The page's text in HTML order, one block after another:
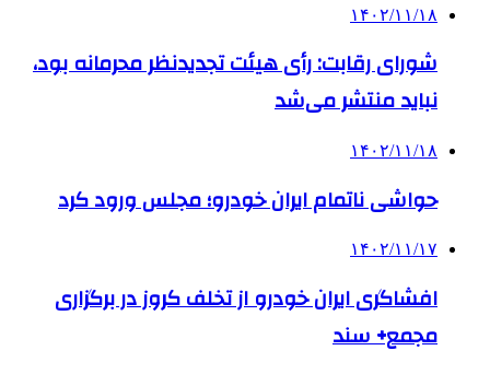
۱۴۰۲/۱۱/۱۸
شورای رقابت: رأی هیئت تجدیدنظر محرمانه بود،
نباید منتشر می‌شد
۱۴۰۲/۱۱/۱۸
حواشی ناتمام ایران خودرو؛ مجلس ورود کرد
۱۴۰۲/۱۱/۱۷
افشاگری ایران خودرو از تخلف کروز در برگزاری
مجمع+ سند